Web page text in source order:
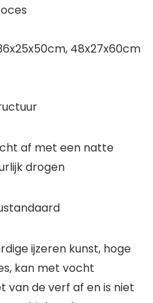
48x27x60cm
af met een natte
drogen
ijzeren kunst, hoge
kan met vocht
van de verf af en is niet